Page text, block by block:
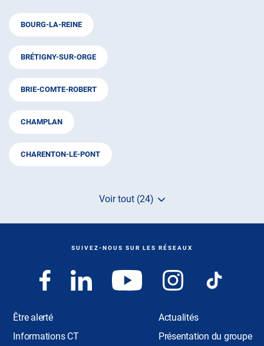
BOURG-LA-REINE
BRÉTIGNY-SUR-ORGE
BRIE-COMTE-ROBERT
CHAMPLAN
CHARENTON-LE-PONT
Voir tout (24)
de
de
de
SUIVEZ-NOUS SUR LES RÉSEAUX
Être alerté
Informations CT
Actualités
Présentation du groupe